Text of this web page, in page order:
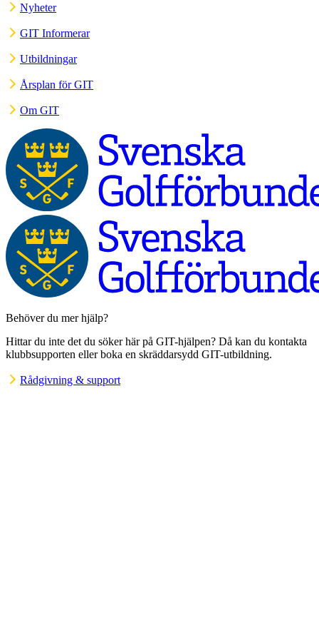
Nyheter
GIT Informerar
Utbildningar
Årsplan för GIT
Om GIT
Behöver du mer hjälp?
Hittar du inte det du söker här på GIT-hjälpen? Då kan du kontakta
klubbsupporten eller boka en skräddarsydd GIT-utbildning.
Rådgivning & support